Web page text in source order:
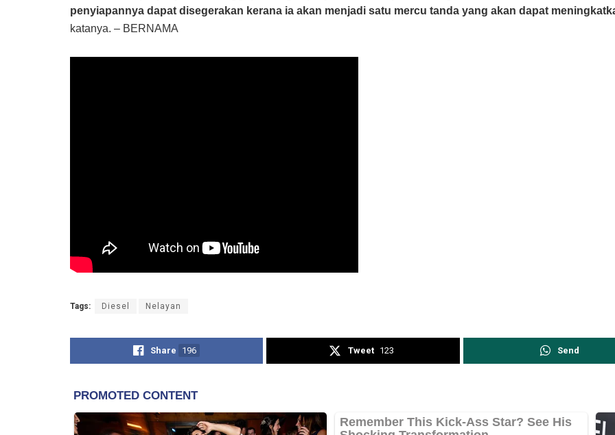
penyiapannya dapat disegerakan kerana ia akan menjadi satu mercu tanda yang akan dapat
katanya. – BERNAMA
Tags: Diesel Nelayan
Share 196 Tweet 123 Send